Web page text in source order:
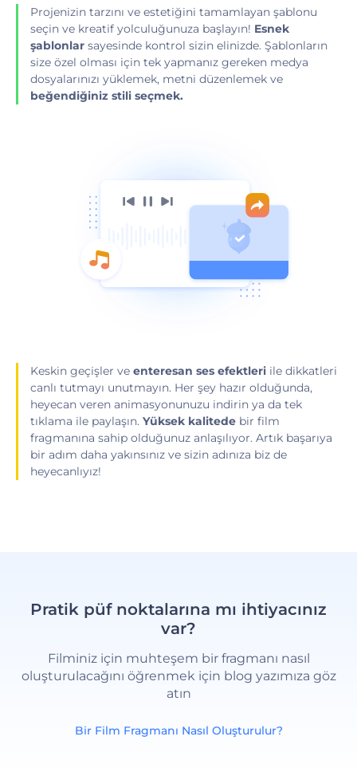
Projenizin tarzını ve estetiğini tamamlayan şablonu
seçin ve kreatif yolculuğunuza başlayın! Esnek
şablonlar sayesinde kontrol sizin elinizde. Şablonların
size özel olması için tek yapmanız gereken medya
dosyalarınızı yüklemek, metni düzenlemek ve
beğendiğiniz stili seçmek.
Keskin geçişler ve enteresan ses efektleri ile dikkatleri
canlı tutmayı unutmayın. Her şey hazır olduğunda,
heyecan veren animasyonunuzu indirin ya da tek
tıklama ile paylaşın. Yüksek kalitede bir film
fragmanına sahip olduğunuz anlaşılıyor. Artık başarıya
bir adım daha yakınsınız ve sizin adınıza biz de
heyecanlıyız!
Pratik püf noktalarına mı ihtiyacınız
var?
Filminiz için muhteşem bir fragmanı nasıl
oluşturulacağını öğrenmek için blog yazımıza göz
atın
Bir Film Fragmanı Nasıl Oluşturulur?